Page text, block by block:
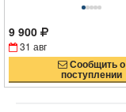
9 900
31 авг
Сообщить о
поступлении